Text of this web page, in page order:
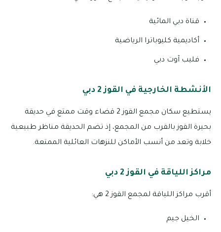
قناة دبي المائية
أكاديمية كليوباترا الرياضية
فليب آوت دبي
الأنشطة الخارجية في القوز 2 دبي
يستطيع سكان مجمع القوز 2 قضاء وقت ممتع في حديقة
بحيرة القوز بالقرب من المجمع، إذ تضم الحديقة مناظر طبيعية
خلابة وتعد من أنسب الأماكن للنزهات العائلية الممتعة.
مراكز اللياقة في القوز 2 دبي
أقرب مراكز اللياقة لمجمع القوز 2 هي:
الخيل جيم